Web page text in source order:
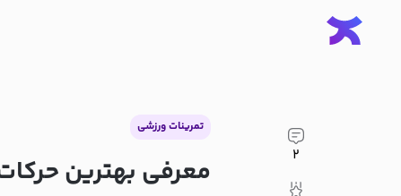
۲
تمرینات ورزشی
معرفی بهترین حرکات